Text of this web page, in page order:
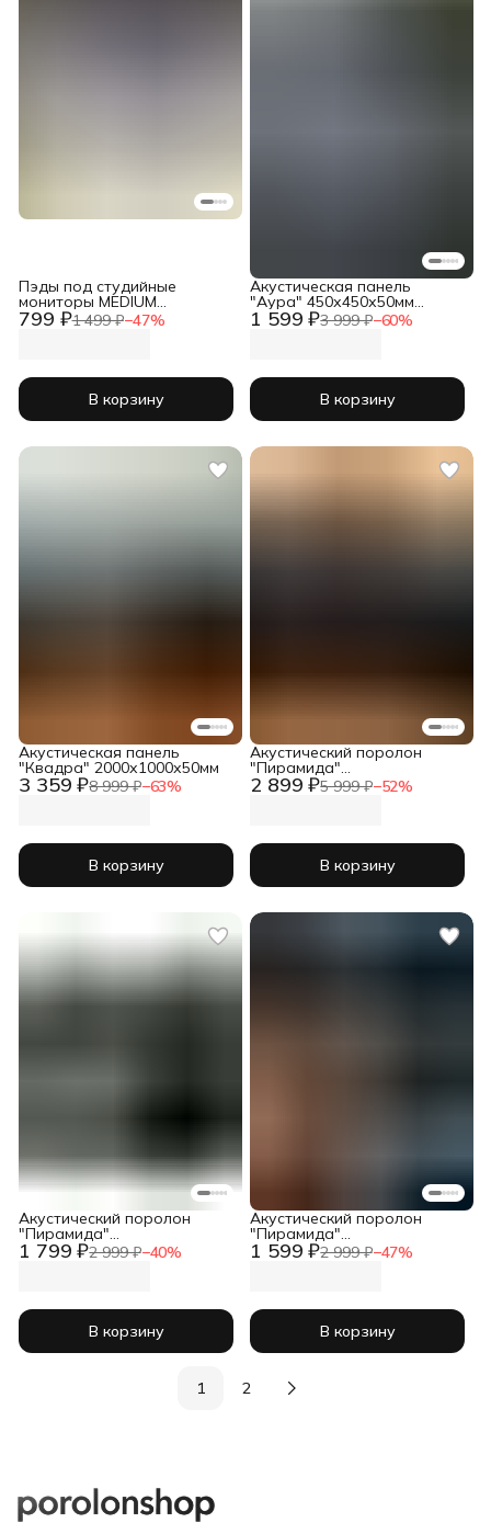
799 ₽1 499 ₽−47%
Пэды под студийные
мониторы MEDIUM
210х295х40
В корзину
1 599 ₽3 999 ₽−60%
Акустическая панель
"Аура" 450х450х50мм
комплект 4шт
В корзину
3 359 ₽8 999 ₽−63%
Акустическая панель
"Квадра" 2000х1000х50мм
В корзину
2 899 ₽5 999 ₽−52%
Акустический поролон
"Пирамида"
2000х1000х115мм черный
В корзину
1 799 ₽2 999 ₽−40%
Акустический поролон
"Пирамида"
2000х1000х65мм черный
В корзину
1 599 ₽2 999 ₽−47%
Акустический поролон
"Пирамида"
2000х1000х45мм черный
В корзину
1 2